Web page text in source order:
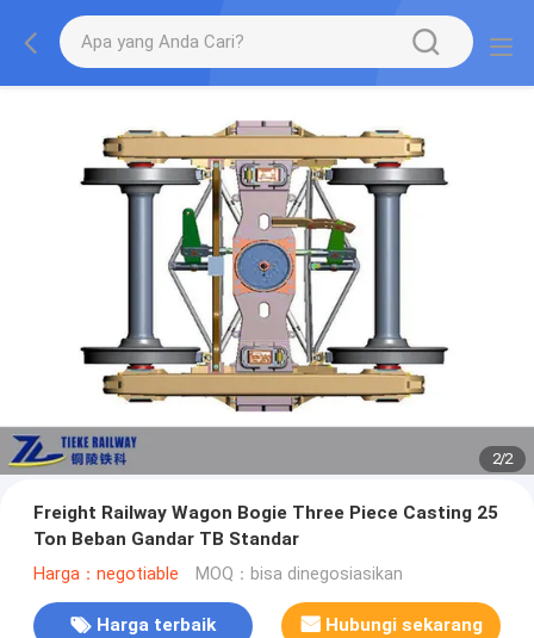
2/2
Freight Railway Wagon Bogie Three Piece Casting 25
Ton Beban Gandar TB Standar
Harga：negotiable MOQ：bisa dinegosiasikan
Harga terbaik Hubungi sekarang